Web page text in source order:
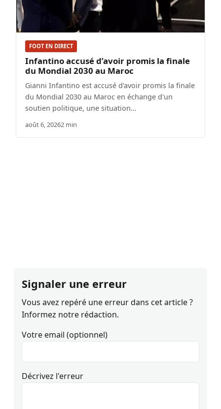
FOOT EN DIRECT
Infantino accusé d’avoir promis la finale
du Mondial 2030 au Maroc
Gianni Infantino est accusé d'avoir promis la finale
du Mondial 2030 au Maroc en échange d'un
soutien politique, une situation…
août 6, 20262 min
Signaler une erreur
Vous avez repéré une erreur dans cet article ?
Informez notre rédaction.
Votre email (optionnel)
Décrivez l'erreur